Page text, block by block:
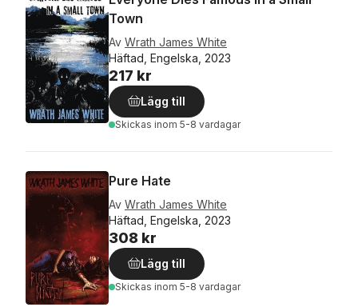
Town
Av Wrath James White
Häftad, Engelska, 2023
217 kr
Lägg till
Skickas inom 5-8 vardagar
Pure Hate
Av Wrath James White
Häftad, Engelska, 2023
308 kr
Lägg till
Skickas inom 5-8 vardagar